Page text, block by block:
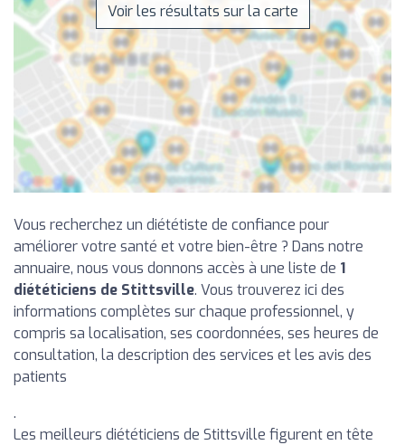
Voir les résultats sur la carte
Vous recherchez un diététiste de confiance pour
améliorer votre santé et votre bien-être ? Dans notre
annuaire, nous vous donnons accès à une liste de 1
diététiciens de Stittsville. Vous trouverez ici des
informations complètes sur chaque professionnel, y
compris sa localisation, ses coordonnées, ses heures de
consultation, la description des services et les avis des
patients
.
Les meilleurs diététiciens de Stittsville figurent en tête